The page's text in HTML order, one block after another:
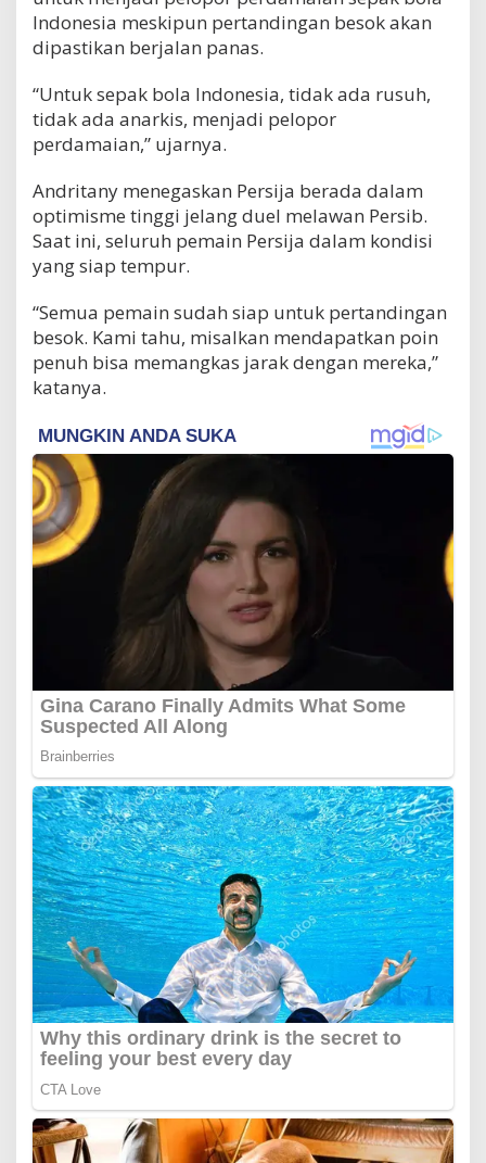
Indonesia meskipun pertandingan besok akan
dipastikan berjalan panas.
“Untuk sepak bola Indonesia, tidak ada rusuh,
tidak ada anarkis, menjadi pelopor
perdamaian,” ujarnya.
Andritany menegaskan Persija berada dalam
optimisme tinggi jelang duel melawan Persib.
Saat ini, seluruh pemain Persija dalam kondisi
yang siap tempur.
“Semua pemain sudah siap untuk pertandingan
besok. Kami tahu, misalkan mendapatkan poin
penuh bisa memangkas jarak dengan mereka,”
katanya.